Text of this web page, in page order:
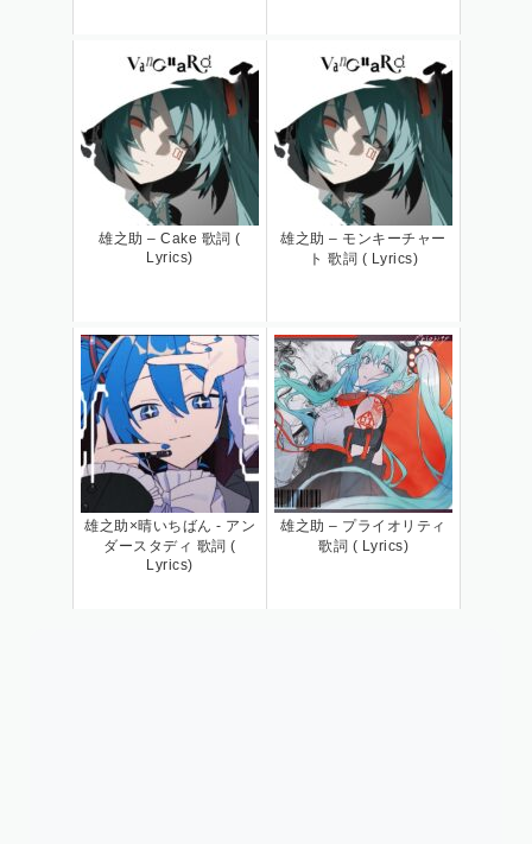
雄之助 – Cake 歌詞 (
Lyrics)
雄之助 – モンキーチャー
ト 歌詞 ( Lyrics)
雄之助×晴いちばん - アン
ダースタディ 歌詞 (
Lyrics)
雄之助 – プライオリティ
歌詞 ( Lyrics)